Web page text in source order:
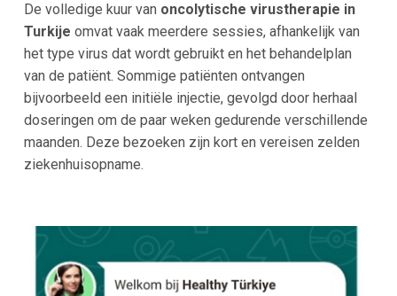
De volledige kuur van oncolytische virustherapie in
Turkije omvat vaak meerdere sessies, afhankelijk van
het type virus dat wordt gebruikt en het behandelplan
van de patiënt. Sommige patiënten ontvangen
bijvoorbeeld een initiële injectie, gevolgd door herhaal
doseringen om de paar weken gedurende verschillende
maanden. Deze bezoeken zijn kort en vereisen zelden
ziekenhuisopname.